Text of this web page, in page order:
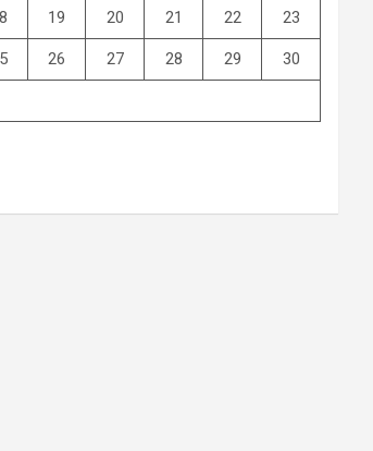
19 20 21 22 23
26 27 28 29 30